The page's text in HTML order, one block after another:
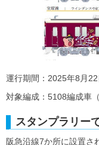
運行期間：2025年8月
対象編成：5108編成車（
スタンプラリー
阪急沿線7か所に設置さ